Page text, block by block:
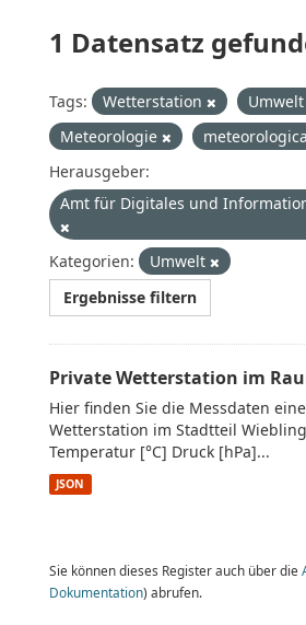
1 Datensatz
Tags: Wetterstation
Umwelt
Meteorologie
Herausgeber:
Amt für Digitales und
Kategorien:
Umwelt
Ergebnisse filtern
Private Wetterstation im
Hier finden Sie die Messdaten
Wetterstation im Stadtteil
Temperatur [°C] Druck [hPa]...
JSON
Sie können dieses Register auch über die
Dokumentation) abrufen.